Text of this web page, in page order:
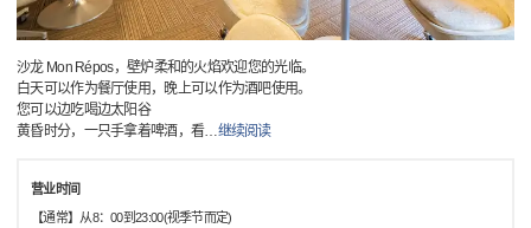
沙龙 Mon Répos，壁炉柔和的火焰欢迎您的光临。
白天可以作为餐厅使用，晚上可以作为酒吧使用。
您可以边吃喝边太阳谷
黄昏时分，一只手拿着啤酒，看…继续阅读
营业时间
【通常】从8：00到23:00(视季节而定)